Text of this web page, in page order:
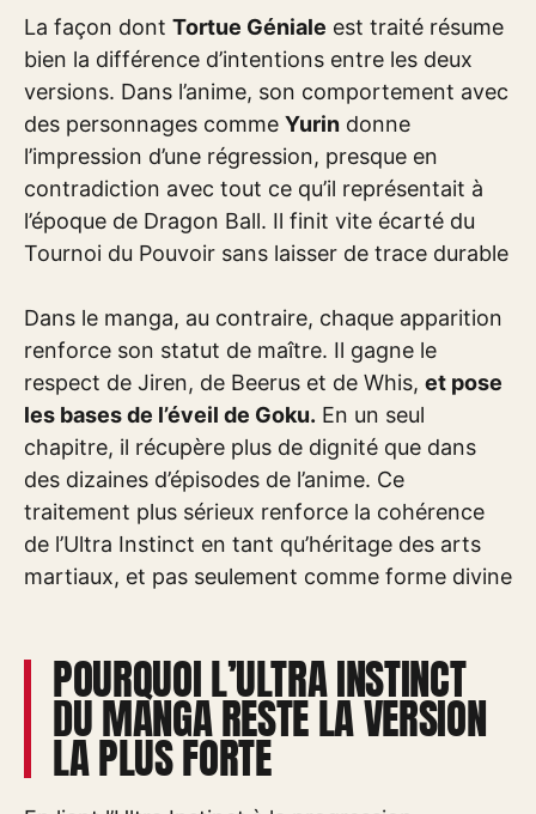
La façon dont Tortue Géniale est traité résume
bien la différence d’intentions entre les deux
versions. Dans l’anime, son comportement avec
des personnages comme Yurin donne
l’impression d’une régression, presque en
contradiction avec tout ce qu’il représentait à
l’époque de Dragon Ball. Il finit vite écarté du
Tournoi du Pouvoir sans laisser de trace durable
Dans le manga, au contraire, chaque apparition
renforce son statut de maître. Il gagne le
respect de Jiren, de Beerus et de Whis, et pose
les bases de l’éveil de Goku. En un seul
chapitre, il récupère plus de dignité que dans
des dizaines d’épisodes de l’anime. Ce
traitement plus sérieux renforce la cohérence
de l’Ultra Instinct en tant qu’héritage des arts
martiaux, et pas seulement comme forme divine
POURQUOI L’ULTRA INSTINCT
DU MANGA RESTE LA VERSION
LA PLUS FORTE